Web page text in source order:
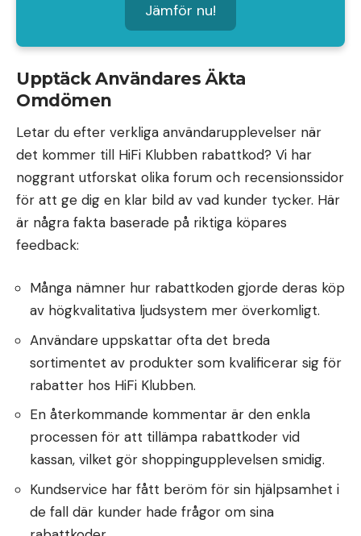
Jämför nu!
Upptäck Användares Äkta
Omdömen
Letar du efter verkliga användarupplevelser när
det kommer till HiFi Klubben rabattkod? Vi har
noggrant utforskat olika forum och recensionssidor
för att ge dig en klar bild av vad kunder tycker. Här
är några fakta baserade på riktiga köpares
feedback:
Många nämner hur rabattkoden gjorde deras köp
av högkvalitativa ljudsystem mer överkomligt.
Användare uppskattar ofta det breda
sortimentet av produkter som kvalificerar sig för
rabatter hos HiFi Klubben.
En återkommande kommentar är den enkla
processen för att tillämpa rabattkoder vid
kassan, vilket gör shoppingupplevelsen smidig.
Kundservice har fått beröm för sin hjälpsamhet i
de fall där kunder hade frågor om sina